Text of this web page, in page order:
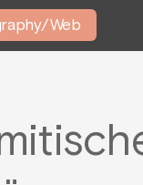
Web